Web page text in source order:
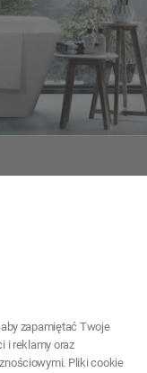
zapamiętać Twoje
i reklamy oraz
Pliki cookie